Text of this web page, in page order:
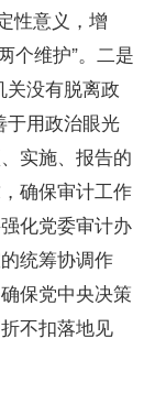
性意义，增
个维护”。二是
关没有脱离政
于用政治眼光
实施、报告的
确保审计工作
化党委审计办
统筹协调作
保党中央决策
不扣落地见